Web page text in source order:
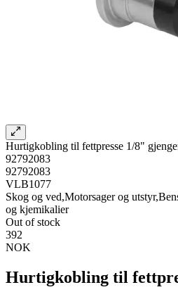
Hurtigkobling til fettpresse 1/8"
92792083
92792083
VLB1077
Skog og ved,Motorsager og
og kjemikalier
Out of stock
392
NOK
Hurtigkobling til